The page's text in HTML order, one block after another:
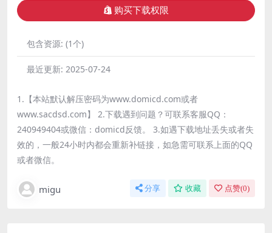
购买下载权限
包含资源: (1个)
最近更新: 2025-07-24
1.【本站默认解压密码为www.domicd.com或者
www.sacdsd.com】 2.下载遇到问题？可联系客服QQ：
240949404或微信：domicd反馈。 3.如遇下载地址丢失或者失
效的，一般24小时内都会重新补链接，如急需可联系上面的QQ
或者微信。
migu 分享 收藏 点赞(0)